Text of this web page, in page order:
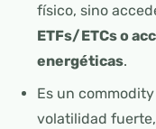
físico, sino
ETFs/ETCs o
energéticas.
Es un
volatilidad